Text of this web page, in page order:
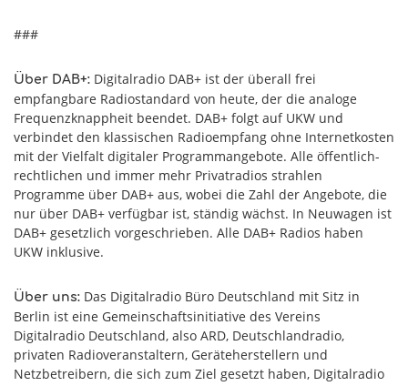
###
Über DAB+: Digitalradio DAB+ ist der überall frei
empfangbare Radiostandard von heute, der die analoge
Frequenzknappheit beendet. DAB+ folgt auf UKW und
verbindet den klassischen Radioempfang ohne Internetkosten
mit der Vielfalt digitaler Programmangebote. Alle öffentlich-
rechtlichen und immer mehr Privatradios strahlen
Programme über DAB+ aus, wobei die Zahl der Angebote, die
nur über DAB+ verfügbar ist, ständig wächst. In Neuwagen ist
DAB+ gesetzlich vorgeschrieben. Alle DAB+ Radios haben
UKW inklusive.
Über uns: Das Digitalradio Büro Deutschland mit Sitz in
Berlin ist eine Gemeinschaftsinitiative des Vereins
Digitalradio Deutschland, also ARD, Deutschlandradio,
privaten Radioveranstaltern, Geräteherstellern und
Netzbetreibern, die sich zum Ziel gesetzt haben, Digitalradio